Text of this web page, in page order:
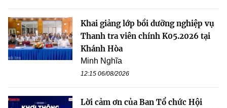
Khai giảng lớp bồi dưỡng nghiệp vụ
Thanh tra viên chính K05.2026 tại
Khánh Hòa
Minh Nghĩa
12:15 06/08/2026
Lời cảm ơn của Ban Tổ chức Hội